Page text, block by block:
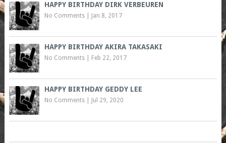
HAPPY BIRTHDAY DIRK VERBEUREN
No Comments| Jan 8, 2017
HAPPY BIRTHDAY AKIRA TAKASAKI
No Comments| Feb 22, 2017
HAPPY BIRTHDAY GEDDY LEE
No Comments| Jul 29, 2020